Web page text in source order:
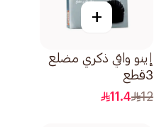
+
إينو واقي ذكري مضلع
3قطع
12
11.4